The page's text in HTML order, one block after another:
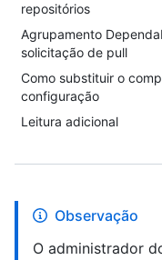
repositórios
Agrupamento
solicitação de pull
Como substituir o
configuração
Leitura adicional
Observação
O administrador